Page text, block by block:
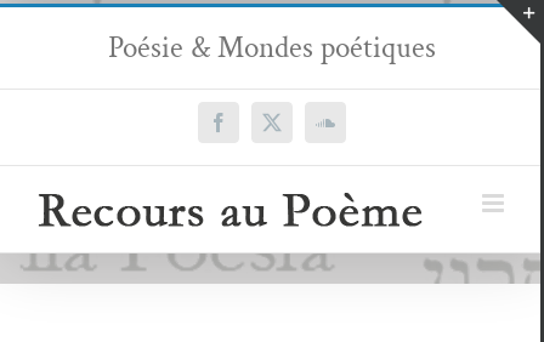
Passer
contenu
Poésie & Mondes poétiques
Facebook
X SoundCloud